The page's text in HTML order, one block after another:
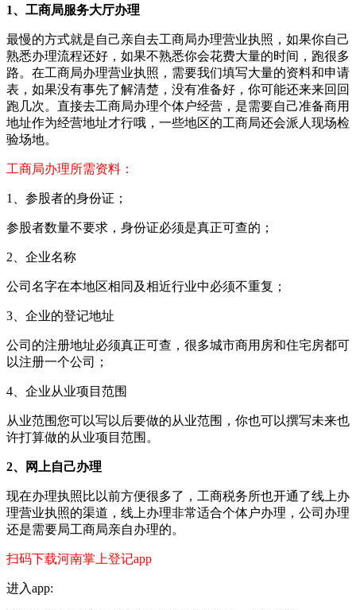
1、工商局服务大厅办理
最慢的方式就是自己亲自去工商局办理营业执照，如果你自己
熟悉办理流程还好，如果不熟悉你会花费大量的时间，跑很多
路。在工商局办理营业执照，需要我们填写大量的资料和申请
表，如果没有事先了解清楚，没有准备好，你可能还来来回回
跑几次。直接去工商局办理个体户经营，是需要自己准备商用
地址作为经营地址才行哦，一些地区的工商局还会派人现场检
验场地。
工商局办理所需资料：
1、参股者的身份证；
参股者数量不要求，身份证必须是真正可查的；
2、企业名称
公司名字在本地区相同及相近行业中必须不重复；
3、企业的登记地址
公司的注册地址必须真正可查，很多城市商用房和住宅房都可
以注册一个公司；
4、企业从业项目范围
从业范围您可以写以后要做的从业范围，你也可以撰写未来也
许打算做的从业项目范围。
2、网上自己办理
现在办理执照比以前方便很多了，工商税务所也开通了线上办
理营业执照的渠道，线上办理非常适合个体户办理，公司办理
还是需要局工商局亲自办理的。
扫码下载河南掌上登记app
进入app: